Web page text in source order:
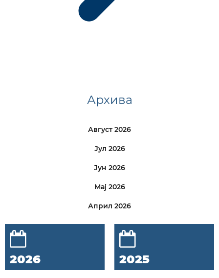
Архива
Август 2026
Јул 2026
Јун 2026
Мај 2026
Април 2026
2026 2025